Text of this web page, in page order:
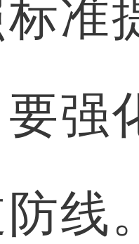
准
强
线